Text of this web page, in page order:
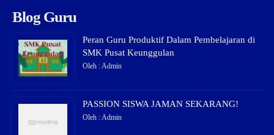
Blog Guru
Peran Guru Produktif Dalam Pembelajaran di
SMK Pusat Keunggulan
Oleh : Admin
PASSION SISWA JAMAN SEKARANG!
Oleh : Admin